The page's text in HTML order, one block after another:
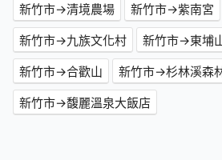
新竹市→清境農場
新竹市→紫南宮
新竹市→九族文化村
新竹市→東埔
新竹市→合歡山
新竹市→杉林溪森
新竹市→馥麗溫泉大飯店